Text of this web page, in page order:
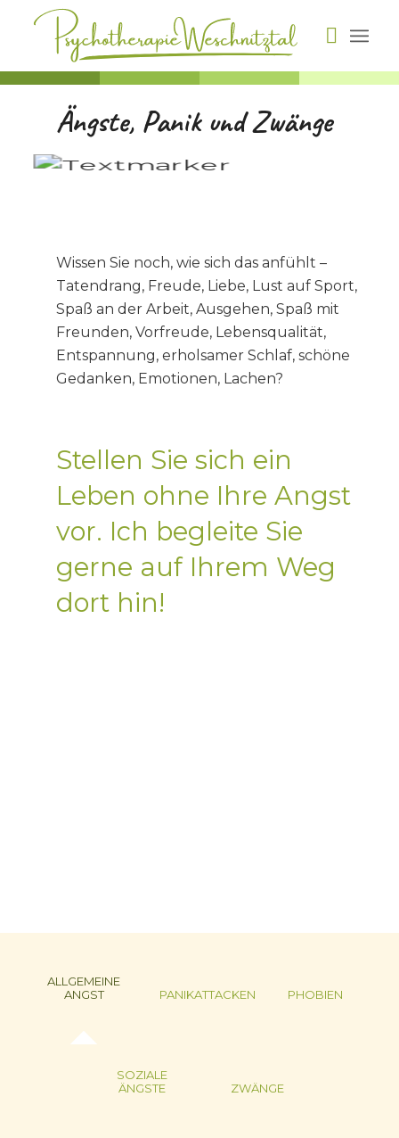
P
syc hotherapie
im
esc h nitzta
P
syc hotherapie
im esch nitztal
P
syc h oth erapie
im
Ängste, Panik und Zwänge
Wissen Sie noch, wie sich das anfühlt –
Tatendrang, Freude, Liebe, Lust auf Sport,
Spaß an der Arbeit, Ausgehen, Spaß mit
Freunden, Vorfreude, Lebensqualität,
Entspannung, erholsamer Schlaf, schöne
Gedanken, Emotionen, Lachen?
Stellen Sie sich ein
Leben ohne Ihre Angst
vor. Ich begleite Sie
gerne auf Ihrem Weg
dort hin!
ALLGEMEINE
ANGST
PANIKATTACKEN PHOBIEN
SOZIALE
ÄNGSTE
ZWÄNGE